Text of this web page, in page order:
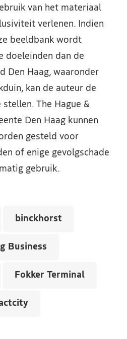
van het materiaal
verlenen. Indien
beeldbank wordt
doeleinden dan de
Den Haag, waaronder
kan de auteur de
The Hague &
Den Haag kunnen
gesteld voor
of enige gevolgschade
gebruik.
binckhorst
Business
Fokker Terminal